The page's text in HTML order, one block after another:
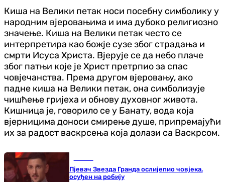
Киша на Велики петак носи посебну симболику у
народним вјеровањима и има дубоко религиозно
значење. Киша на Велики петак често се
интерпретира као божје сузе због страдања и
смрти Исуса Христа. Вјерује се да небо плаче
због патњи које је Христ претрпио за спас
човјечанства. Према другом вјеровању, ако
падне киша на Велики петак, она симболизује
чишћење гријеха и обнову духовног живота.
Кишница је, говорило се у Банату, вода која
вјерницима доноси смирење душе, припремајући
их за радост васкрсења која долази са Васкрсом.
Пјевач Звезда Гранда ослијепио човјека,
осуђен на робију